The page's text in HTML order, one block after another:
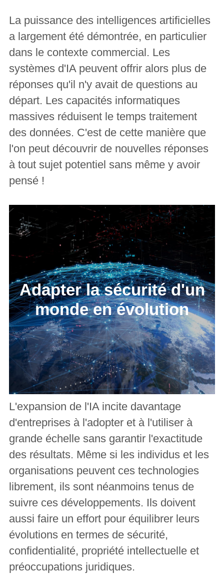
La puissance des intelligences artificielles
a largement été démontrée, en particulier
dans le contexte commercial. Les
systèmes d'IA peuvent offrir alors plus de
réponses qu'il n'y avait de questions au
départ. Les capacités informatiques
massives réduisent le temps traitement
des données. C'est de cette manière que
l'on peut découvrir de nouvelles réponses
à tout sujet potentiel sans même y avoir
pensé !
Adapter la sécurité d'un
monde en évolution
L'expansion de l'IA incite davantage
d'entreprises à l'adopter et à l'utiliser à
grande échelle sans garantir l'exactitude
des résultats. Même si les individus et les
organisations peuvent ces technologies
librement, ils sont néanmoins tenus de
suivre ces développements. Ils doivent
aussi faire un effort pour équilibrer leurs
évolutions en termes de sécurité,
confidentialité, propriété intellectuelle et
préoccupations juridiques.